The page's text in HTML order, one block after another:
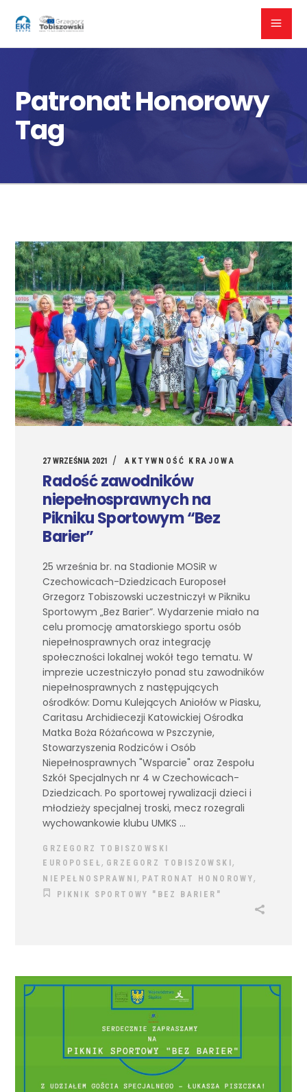
Patronat Honorowy
Tag
27 WRZEŚNIA 2021 AKTYWNOŚĆ KRAJOWA
Radość zawodników
niepełnosprawnych na
Pikniku Sportowym “Bez
Barier”
25 września br. na Stadionie MOSiR w
Czechowicach-Dziedzicach Europoseł
Grzegorz Tobiszowski uczestniczył w Pikniku
Sportowym „Bez Barier”. Wydarzenie miało na
celu promocję amatorskiego sportu osób
niepełnosprawnych oraz integrację
społeczności lokalnej wokół tego tematu. W
imprezie uczestniczyło ponad stu zawodników
niepełnosprawnych z następujących
ośrodków: Domu Kulejących Aniołów w Piasku,
Caritasu Archidiecezji Katowickiej Ośrodka
Matka Boża Różańcowa w Pszczynie,
Stowarzyszenia Rodziców i Osób
Niepełnosprawnych "Wsparcie" oraz Zespołu
Szkół Specjalnych nr 4 w Czechowicach-
Dziedzicach. Po sportowej rywalizacji dzieci i
młodzieży specjalnej troski, mecz rozegrali
wychowankowie klubu UMKS
GRZEGORZ TOBISZOWSKI
EUROPOSEŁ , GRZEGORZ TOBISZOWSKI,
NIEPEŁNOSPRAWNI, PATRONAT HONOROWY,
PIKNIK SPORTOWY "BEZ BARIER"